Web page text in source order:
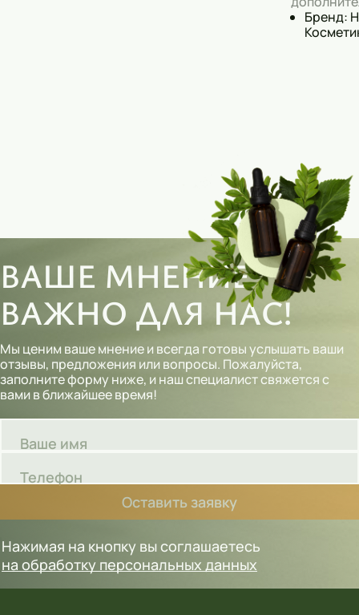
Бренд:
ВАШЕ МНЕНИЕ
ВАЖНО ДЛЯ НАС!
Мы ценим ваше мнение и всегда готовы услышать ваши
отзывы, предложения или вопросы. Пожалуйста,
заполните форму ниже, и наш специалист свяжется с
вами в ближайшее время!
Ваше имя
Телефон
Оставить заявку
Нажимая на кнопку вы соглашаетесь
на обработку персональных данных